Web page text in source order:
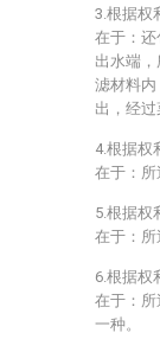
3.根据权
在于：
出水端
滤材料
出，经过
4.根据权
在于：所
5.根据权
在于：所
6.根据权
在于：
一种。